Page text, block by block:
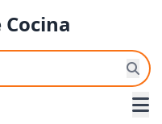
Cocina